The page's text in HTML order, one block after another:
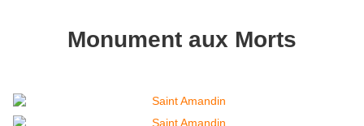
Monument aux Morts